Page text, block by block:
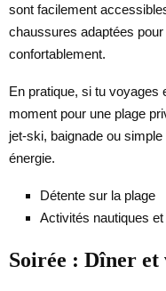
sont facilement
chaussures adaptées pour
confortablement.
En pratique, si tu voyages
moment pour une plage
jet-ski, baignade ou
énergie.
Détente sur la plage
Activités nautiques
Soirée : Dîner et